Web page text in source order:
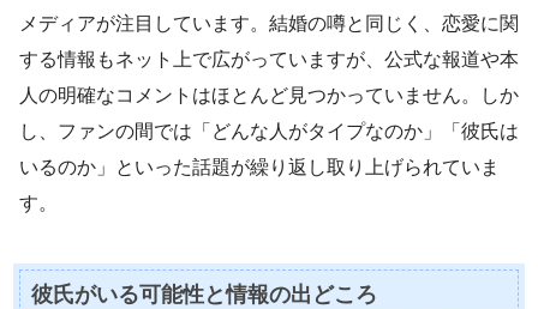
メディアが注目しています。結婚の噂と同じく、恋愛に関
する情報もネット上で広がっていますが、公式な報道や本
人の明確なコメントはほとんど見つかっていません。しか
し、ファンの間では「どんな人がタイプなのか」「彼氏は
いるのか」といった話題が繰り返し取り上げられていま
す。
彼氏がいる可能性と情報の出どころ